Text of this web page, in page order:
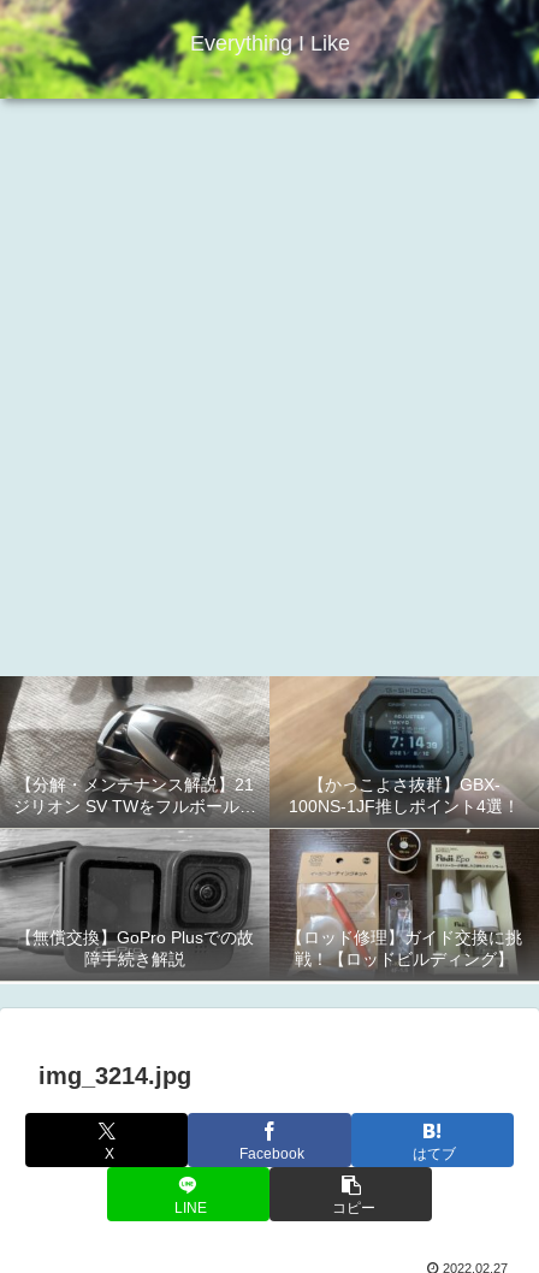
Everything I Like
【分解・メンテナンス解説】21
ジリオン SV TWをフルボールベ
アリング化！
【かっこよさ抜群】GBX-
100NS-1JF推しポイント4選！
【無償交換】GoPro Plusでの故
障手続き解説
【ロッド修理】ガイド交換に挑
戦！【ロッドビルディング】
img_3214.jpg
X Facebook はてブ
LINE コピー
2022.02.27